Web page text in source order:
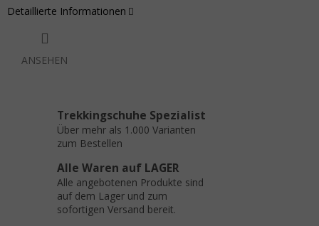
Detaillierte Informationen
ANSEHEN
Trekkingschuhe Spezialist
Über mehr als 1.000 Varianten
zum Bestellen
Alle Waren auf LAGER
Alle angebotenen Produkte sind
auf dem Lager und zum
sofortigen Versand bereit.